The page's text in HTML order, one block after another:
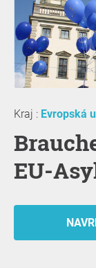
Kraj : Evropská
Brauchen wir eine neue
EU-